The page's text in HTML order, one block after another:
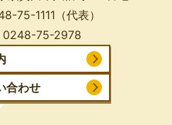
75-1111 （代表）
0248-75-2978
合わせ